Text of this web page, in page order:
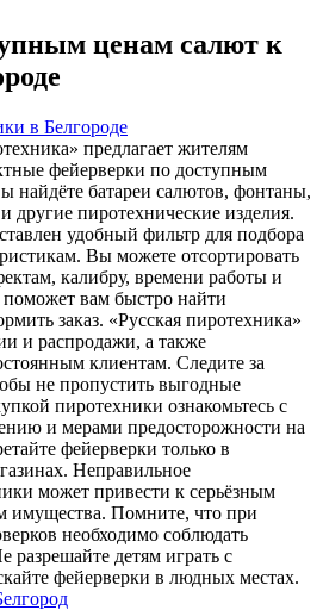
ценам салют к
в Белгороде
предлагает жителям
фейерверки по доступным
найдёте батареи салютов, фонтаны,
другие пиротехнические изделия.
удобный фильтр для подбора
Вы можете отсортировать
калибру, времени работы и
вам быстро найти
заказ. «Русская пиротехника»
и распродажи, а также
клиентам. Следите за
не пропустить выгодные
пиротехники ознакомьтесь с
и мерами предосторожности на
фейерверки только в
Неправильное
может привести к серьёзным
имущества. Помните, что при
необходимо соблюдать
разрешайте детям играть с
фейерверки в людных местах.